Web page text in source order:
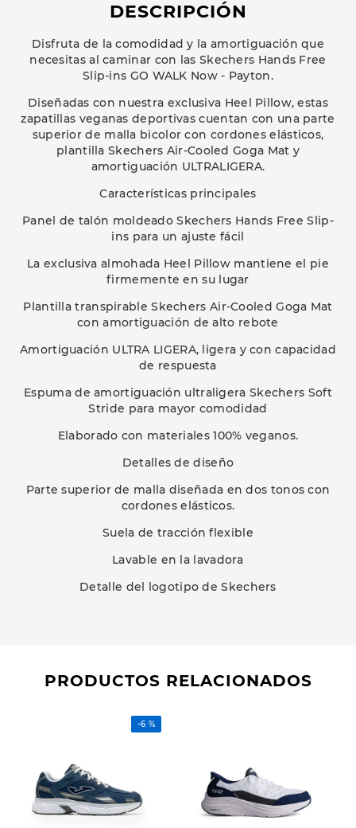
DESCRIPCIÓN
Disfruta de la comodidad y la amortiguación que
necesitas al caminar con las Skechers Hands Free
Slip-ins GO WALK Now - Payton.
Diseñadas con nuestra exclusiva Heel Pillow, estas
zapatillas veganas deportivas cuentan con una parte
superior de malla bicolor con cordones elásticos,
plantilla Skechers Air-Cooled Goga Mat y
amortiguación ULTRALIGERA.
Características principales
Panel de talón moldeado Skechers Hands Free Slip-
ins para un ajuste fácil
La exclusiva almohada Heel Pillow mantiene el pie
firmemente en su lugar
Plantilla transpirable Skechers Air-Cooled Goga Mat
con amortiguación de alto rebote
Amortiguación ULTRA LIGERA, ligera y con capacidad
de respuesta
Espuma de amortiguación ultraligera Skechers Soft
Stride para mayor comodidad
Elaborado con materiales 100% veganos.
Detalles de diseño
Parte superior de malla diseñada en dos tonos con
cordones elásticos.
Suela de tracción flexible
Lavable en la lavadora
Detalle del logotipo de Skechers
PRODUCTOS RELACIONADOS
-6 %